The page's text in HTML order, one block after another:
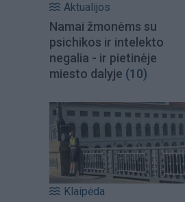
Aktualijos
Namai žmonėms su
psichikos ir intelekto
negalia - ir pietinėje
miesto dalyje (10)
Klaipėda